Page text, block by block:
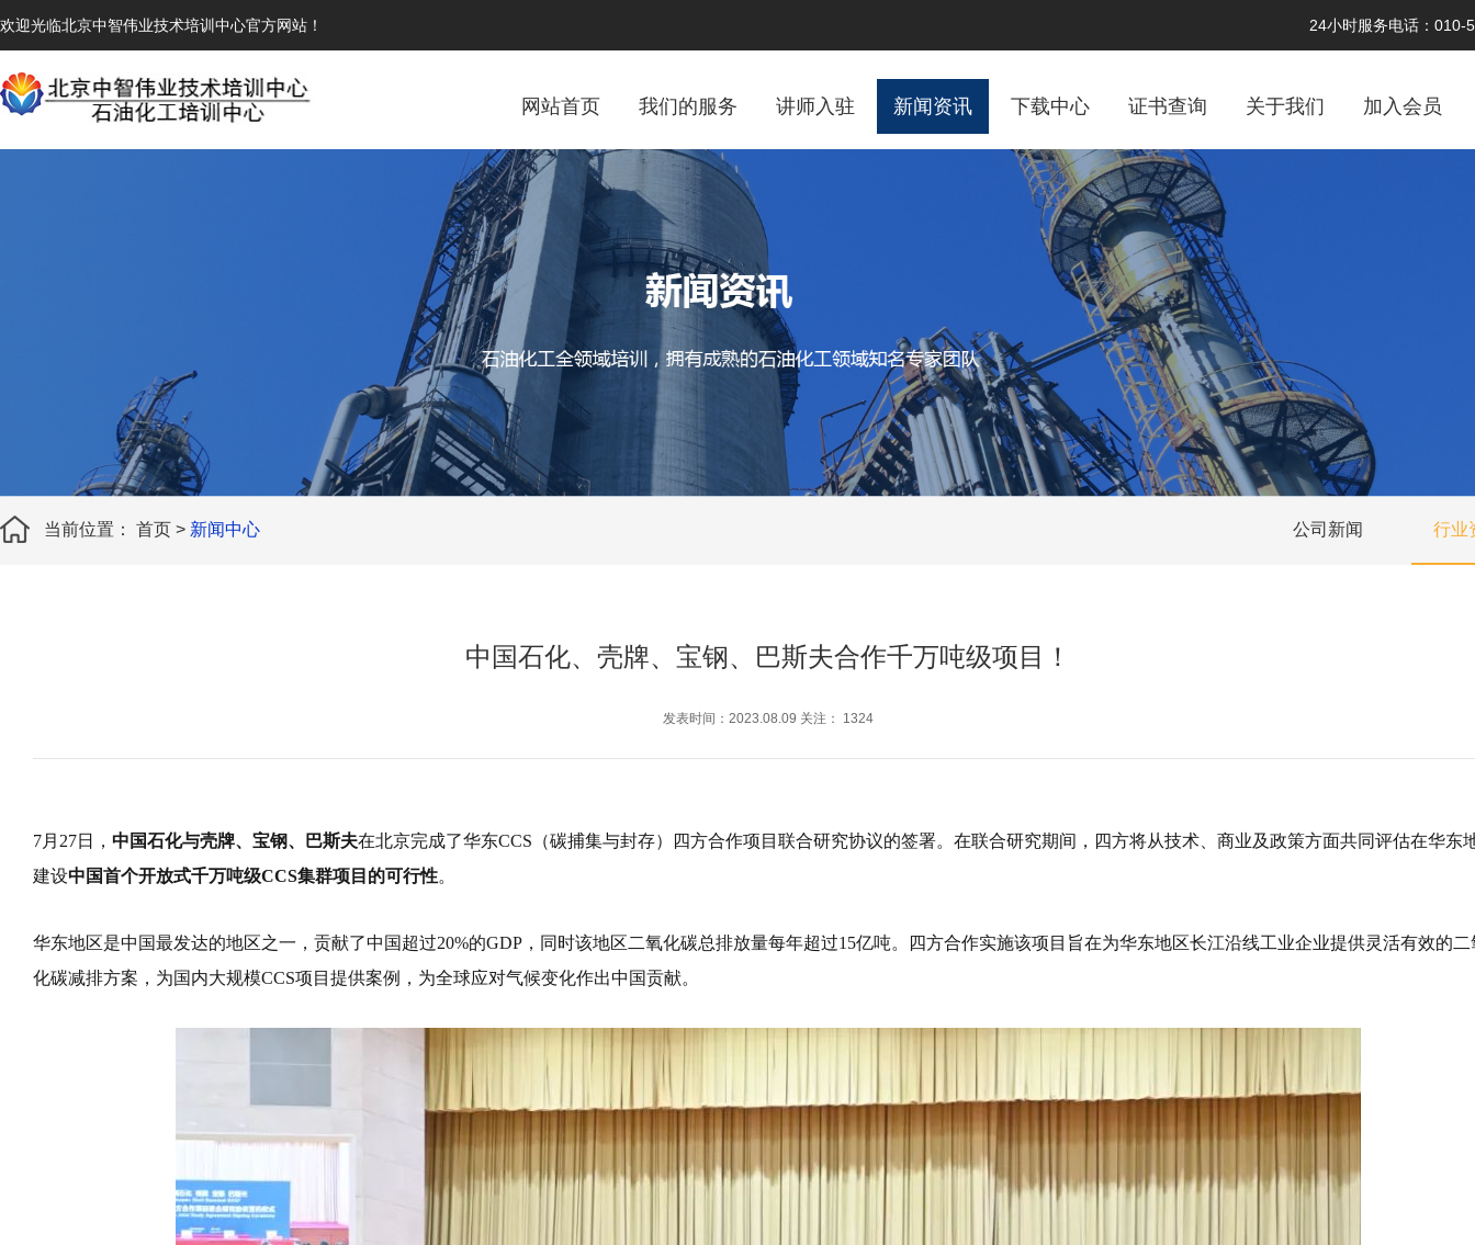
欢迎光临北京中智伟业技术培训中心官方网站！ 24小时服务电话：010-
网站首页 我们的服务 讲师入驻 新闻资讯 下载中心 证书查询 关于我们 加入会员
当前位置： 首页 > 新闻中心 公司新闻 行业
中国石化、壳牌、宝钢、巴斯夫合作千万吨级项目！
发表时间：2023.08.09 关注： 1324
7月27日， 中国石化与壳牌、宝钢、巴斯夫在北京完成了华东CCS（碳捕集与封存）四方合作项目联合研究协议的签署。在联合研究期间，四方将从技术、商业及政策方面共同评估在华东
建设中国首个开放式千万吨级CCS集群项目的可行性。
华东地区是中国最发达的地区之一，贡献了中国超过20%的GDP，同时该地区二氧化碳总排放量每年超过15亿吨。四方合作实施该项目旨在为华东地区长江沿线工业企业提供灵活有效的二
化碳减排方案，为国内大规模CCS项目提供案例，为全球应对气候变化作出中国贡献。